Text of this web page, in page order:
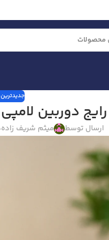
دوربین
ارسال توسط میثم شریف زاده